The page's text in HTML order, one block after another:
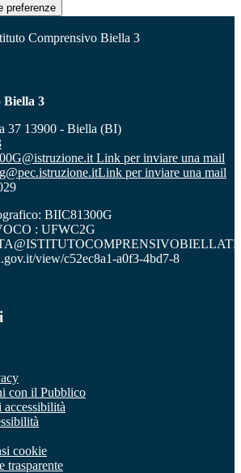
preferenze
Comprensivo Biella 3
Biella 3
37 13900 - Biella (BI)
Link per inviare una mail
Link per inviare una mail
BIIC81300G
: UFWC2G
view/c52ec8a1-a0f3-4bd7-8
con il Pubblico
cookie
trasparente